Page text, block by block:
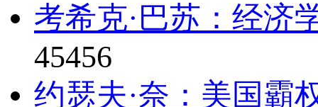
考希克·巴苏：经济
45456
约瑟夫·奈：美国霸